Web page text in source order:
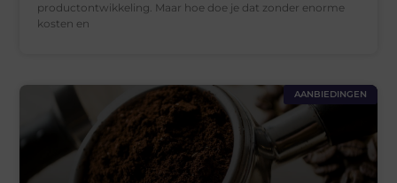
productontwikkeling. Maar hoe doe je dat zonder enorme
kosten en
AANBIEDINGEN